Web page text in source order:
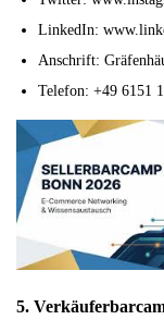
LinkedIn:
Anschrift:
Telefon: +49 6151
5.